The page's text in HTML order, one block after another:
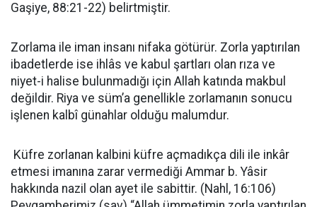
Gaşiye, 88:21-22) belirtmiştir.
Zorlama ile iman insanı nifaka götürür. Zorla yaptırılan
ibadetlerde ise ihlâs ve kabul şartları olan rıza ve
niyet-i halise bulunmadığı için Allah katında makbul
değildir. Riya ve süm’a genellikle zorlamanın sonucu
işlenen kalbî günahlar olduğu malumdur.
Küfre zorlanan kalbini küfre açmadıkça dili ile inkâr
etmesi imanına zarar vermediği Ammar b. Yâsir
hakkında nazil olan ayet ile sabittir. (Nahl, 16:106)